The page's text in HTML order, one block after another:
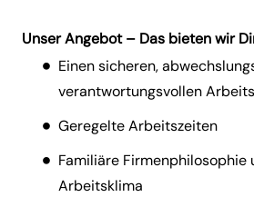
Unser Angebot – Das bieten wir
Einen sicheren,
verantwortungsvollen
Geregelte Arbeitszeiten
Familiäre Firmenphilosophie
Arbeitsklima